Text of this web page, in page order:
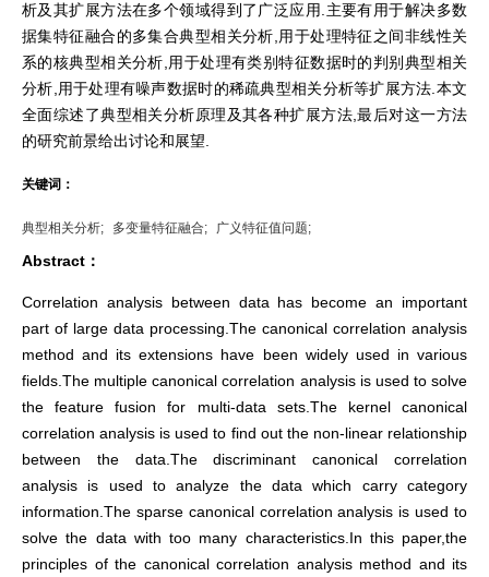
析及其扩展方法在多个领域得到了广泛应用.主要有用于解决多数
据集特征融合的多集合典型相关分析,用于处理特征之间非线性关
系的核典型相关分析,用于处理有类别特征数据时的判别典型相关
分析,用于处理有噪声数据时的稀疏典型相关分析等扩展方法.本文
全面综述了典型相关分析原理及其各种扩展方法,最后对这一方法
的研究前景给出讨论和展望.
关键词：
典型相关分析; 多变量特征融合; 广义特征值问题;
Abstract：
Correlation analysis between data has become an important
part of large data processing.The canonical correlation analysis
method and its extensions have been widely used in various
fields.The multiple canonical correlation analysis is used to solve
the feature fusion for multi-data sets.The kernel canonical
correlation analysis is used to find out the non-linear relationship
between the data.The discriminant canonical correlation
analysis is used to analyze the data which carry category
information.The sparse canonical correlation analysis is used to
solve the data with too many characteristics.In this paper,the
principles of the canonical correlation analysis method and its